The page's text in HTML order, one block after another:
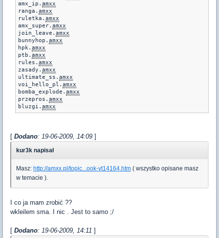
amx_ip. amxx
ranga. amxx
ruletka. amxx
amx_super. amxx
join_leave. amxx
bunnyhop. amxx
hpk. amxx
ptb. amxx
rules. amxx
zasady. amxx
ultimate_ss. amxx
voi_hello_pl. amxx
bomba_explode. amxx
przepros. amxx
bluzgi. amxx
[ Dodano: 19-06-2009, 14:09 ]
kur3k napisał
Masz: http://amxx.pl/topic...ook-vt14164.htm ( wszystko opisane masz
w temacie ).
I co ja mam zrobić ??
wkleilem sma. I nic . Jest to samo ;/
[ Dodano: 19-06-2009, 14:11 ]